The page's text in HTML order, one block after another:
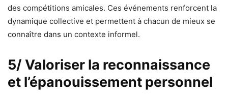
des compétitions amicales. Ces événements renforcent la
dynamique collective et permettent à chacun de mieux se
connaître dans un contexte informel.
5/ Valoriser la reconnaissance
et l’épanouissement personnel